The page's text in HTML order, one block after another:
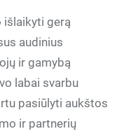
išlaikyti gerą
audinius
ir gamybą
labai svarbu
pasiūlyti aukštos
ir partnerių